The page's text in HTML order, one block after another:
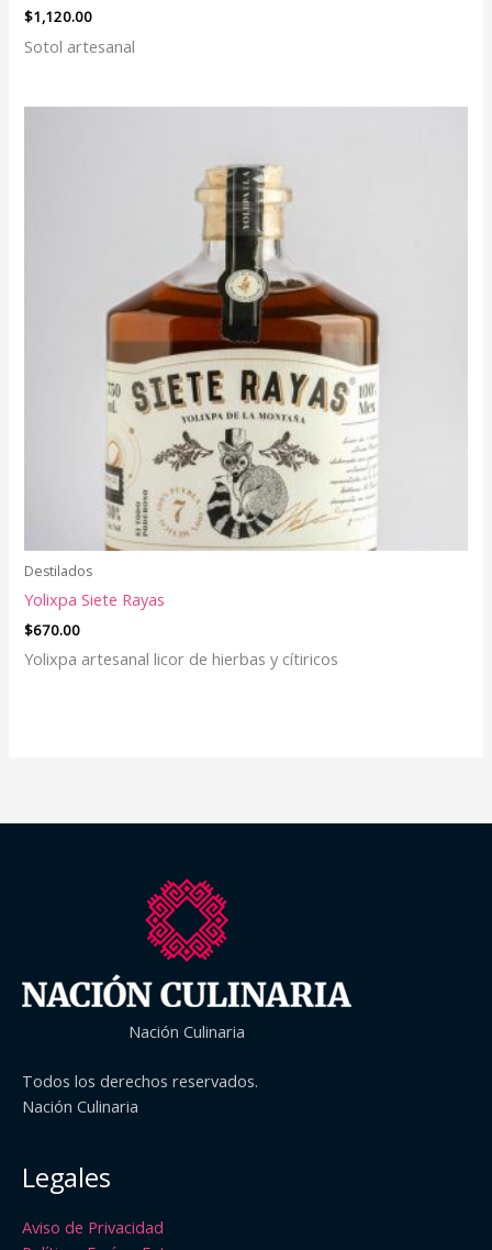
$1,120.00
Sotol artesanal
Destilados
Yolixpa Siete Rayas
$670.00
Yolixpa artesanal licor de hierbas y cítiricos
Nación Culinaria
Todos los derechos reservados.
Nación Culinaria
Legales
Aviso de Privacidad